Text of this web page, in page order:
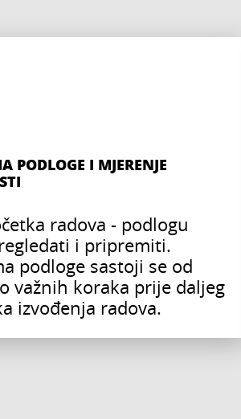
PODLOGE I MJERENJE
radova - podlogu
i pripremiti.
podloge sastoji se od
važnih koraka prije daljeg
izvođenja radova.